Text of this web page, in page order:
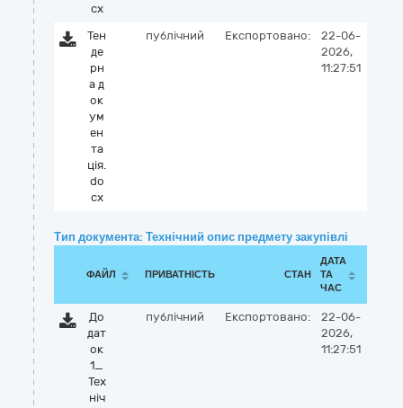
cx
Тен
де
рн
а д
ок
ум
ен
та
ція.
do
cx
публічний Експортовано:
22-06-
2026,
11:27:51
Тип документа: Технічний опис предмету закупівлі
ФАЙЛ ПРИВАТНІСТЬ СТАН
ДАТА
ТА
ЧАС
До
дат
ок
1_
Тех
ніч
публічний Експортовано:
22-06-
2026,
11:27:51